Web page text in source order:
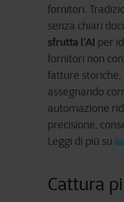
fornitori.
senza chiari
sfrutta l’AI per
fornitori non
fatture storiche,
assegnando
automazione
precisione,
Leggi di più su
Cattura